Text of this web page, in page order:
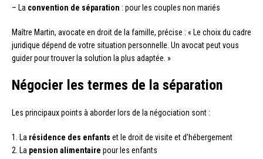
– La convention de séparation : pour les couples non mariés
Maître Martin, avocate en droit de la famille, précise : « Le choix du cadre
juridique dépend de votre situation personnelle. Un avocat peut vous
guider pour trouver la solution la plus adaptée. »
Négocier les termes de la séparation
Les principaux points à aborder lors de la négociation sont :
1. La résidence des enfants et le droit de visite et d’hébergement
2. La pension alimentaire pour les enfants